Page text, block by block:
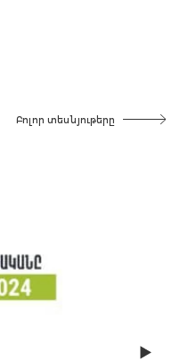
Բոլոր տեսնյութերը